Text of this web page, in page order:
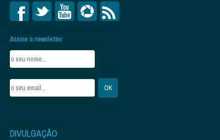
Assine a newsletter
DIVULGAÇÃO